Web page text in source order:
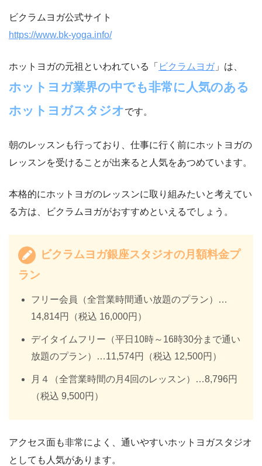
ビクラムヨガ公式サイト
https://www.bk-yoga.info/
ホットヨガの元祖といわれている「 ビクラムヨガ」は、
ホットヨガ業界の中でも非常に人気のある
ホットヨガスタジオです。
朝のレッスンも行っており、仕事に行く前にホットヨガの
レッスンを受けることが出来ると人気をあつめています。
本格的にホットヨガのレッスンに取り組みたいと考えてい
る方は、ビクラムヨガがおすすめといえるでしょう。
ビクラムヨガ銀座スタジオの月額料金プ
ラン
フリー会員（全営業時間通い放題のプラン）…
14,814円（税込 16,000円）
デイタイムフリー（平日10時～16時30分まで通い
放題のプラン）…11,574円（税込 12,500円）
月４（全営業時間の月4回のレッスン）…8,796円
（税込 9,500円）
アクセス面も非常によく、通いやすいホットヨガスタジオ
としても人気があります。